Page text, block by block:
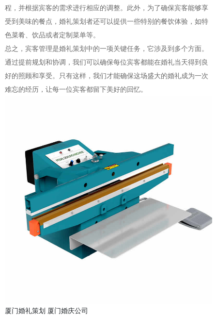
程，并根据宾客的需求进行相应的调整。此外，为了确保宾客能够享
受到美味的餐点，婚礼策划者还可以提供一些特别的餐饮体验，如特
色菜肴、饮品或者定制菜单等。
总之，宾客管理是婚礼策划中的一项关键任务，它涉及到多个方面。
通过提前规划和协调，我们可以确保每位宾客都能在婚礼当天得到良
好的照顾和享受。只有这样，我们才能确保这场盛大的婚礼成为一次
难忘的经历，让每一位宾客都留下美好的回忆。
厦门婚礼策划 厦门婚庆公司